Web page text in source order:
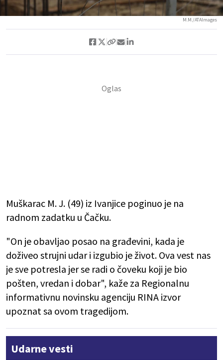
M.M./ATAImages
Muškarac M. J. (49) iz Ivanjice poginuo je na
radnom zadatku u Čačku.
"On je obavljao posao na građevini, kada je
doživeo strujni udar i izgubio je život. Ova vest nas
je sve potresla jer se radi o čoveku koji je bio
pošten, vredan i dobar", kaže za Regionalnu
informativnu novinsku agenciju RINA izvor
upoznat sa ovom tragedijom.
Udarne vesti